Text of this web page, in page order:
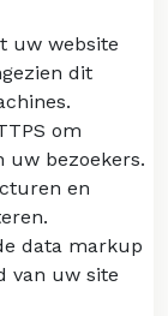
uw website
dit
om
uw bezoekers.
en
data markup
van uw site